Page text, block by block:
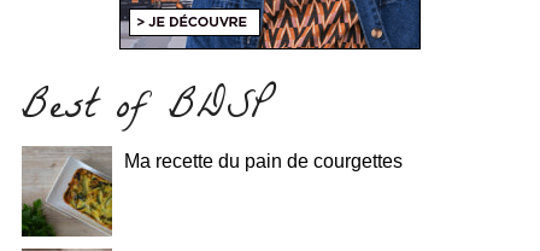
Best of BDSP
Ma recette du pain de courgettes